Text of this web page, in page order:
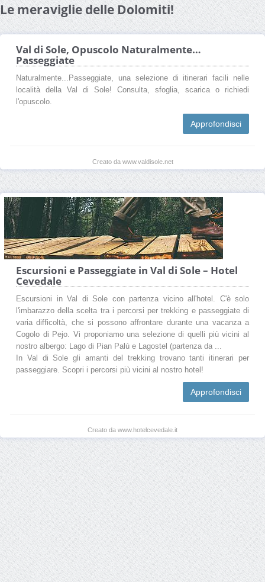
Le meraviglie delle Dolomiti!
Val di Sole, Opuscolo Naturalmente…
Passeggiate
Naturalmente...Passeggiate, una selezione di itinerari facili nelle
località della Val di Sole! Consulta, sfoglia, scarica o richiedi
l'opuscolo.
Approfondisci
Creato da www.valdisole.net
Escursioni e Passeggiate in Val di Sole – Hotel
Cevedale
Escursioni in Val di Sole con partenza vicino all'hotel. C'è solo
l'imbarazzo della scelta tra i percorsi per trekking e passeggiate di
varia difficoltà, che si possono affrontare durante una vacanza a
Cogolo di Pejo. Vi proponiamo una selezione di quelli più vicini al
nostro albergo: Lago di Pian Palù e Lagostel (partenza da ...
In Val di Sole gli amanti del trekking trovano tanti itinerari per
passeggiare. Scopri i percorsi più vicini al nostro hotel!
Approfondisci
Creato da www.hotelcevedale.it